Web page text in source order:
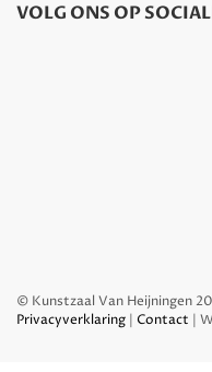
VOLG ONS OP
© Kunstzaal Van Heijningen
Privacyverklaring | Contact |